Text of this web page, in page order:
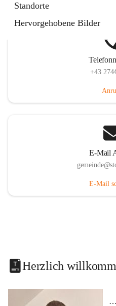
Standorte
Hervorgehobene Bilder
+43
E-Mail
E-Mail
Herzlich
…